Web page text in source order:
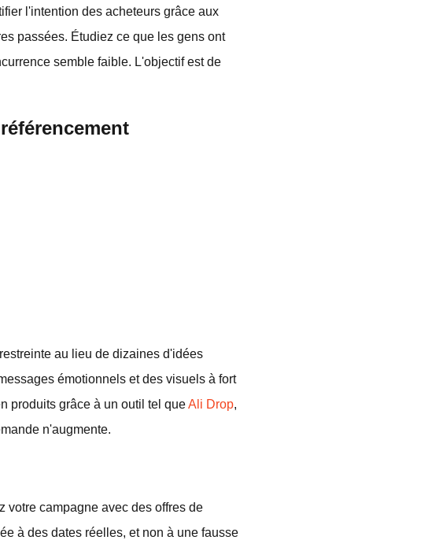
l'intention des acheteurs grâce aux
passées. Étudiez ce que les gens ont
semble faible. L'objectif est de
au lieu de dizaines d'idées
émotionnels et des visuels à fort
produits grâce à un outil tel queAli Drop,
n'augmente.
votre campagne avec des offres de
à des dates réelles, et non à une fausse